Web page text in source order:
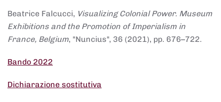
Beatrice Falcucci, Visualizing Colonial Power. Museum
Exhibitions and the Promotion of Imperialism in
France, Belgium, "Nuncius", 36 (2021), pp. 676–722.
Bando 2022
Dichiarazione sostitutiva